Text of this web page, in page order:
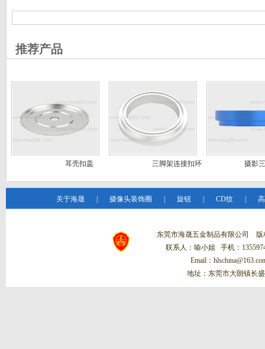
推荐产品
耳壳扣盖 三脚架连接扣环 摄影
关于海晟 | 摄像头装饰圈 | 旋钮 | CD纹 |
东莞市海晟五金制品有限公司
联系人：喻小姐 手机：
Email：
地址：东莞市大朗镇长